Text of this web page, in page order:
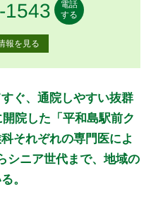
1543
電話
する
報を見る
曜日
水 水曜日木曜日
金金曜日
土 土曜日
日 日曜日
祝祝日
● ●
●
●
●
ぐ、通院しやすい抜群
院した「平和島駅前ク
それぞれの専門医によ
シニア世代まで、地域の
。